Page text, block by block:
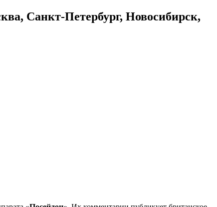
Санкт-Петербург, Новосибирск,